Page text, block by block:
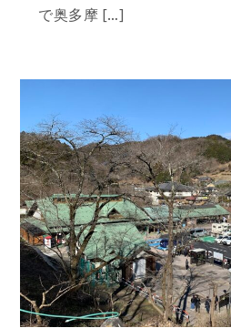
で奥多摩 […]